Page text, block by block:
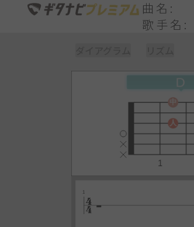
曲名
歌手名